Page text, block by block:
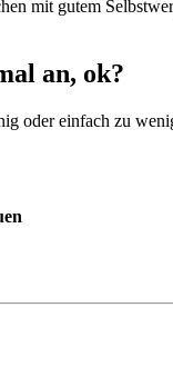
mit gutem
an, ok?
oder einfach zu